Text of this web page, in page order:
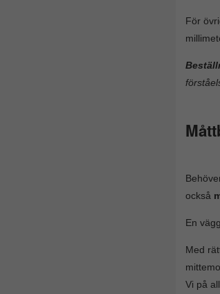
För
också
En
Med
Vi på